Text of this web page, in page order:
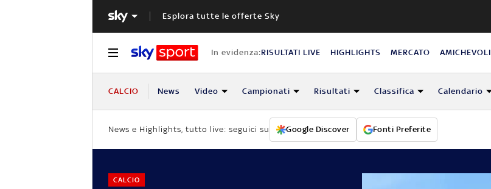
Esplora tutte le offerte Sky
In evidenza:RISULTATI LIVE HIGHLIGHTS MERCATO AMICHEVOLI
CALCIO News Video Campionati Risultati Classifica Calendario
News e Highlights, tutto live: seguici su Google Discover Fonti Preferite
CALCIO